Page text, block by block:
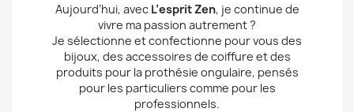
Aujourd’hui, avec L’esprit Zen, je continue de
vivre ma passion autrement ?
Je sélectionne et confectionne pour vous des
bijoux, des accessoires de coiffure et des
produits pour la prothésie ongulaire, pensés
pour les particuliers comme pour les
professionnels.